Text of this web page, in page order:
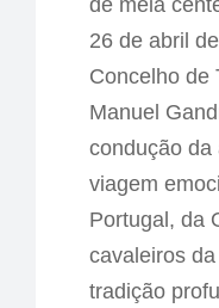
de meia
26 de abril
Concelho de
Manuel
condução da
viagem
Portugal, da
cavaleiros
tradição